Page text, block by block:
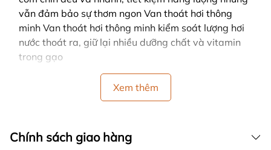
vẫn đảm bảo sự thơm ngon Van thoát hơi thông
minh Van thoát hơi thông minh kiểm soát lượng hơi
nước thoát ra, giữ lại nhiều dưỡng chất và vitamin
trong gạo
Xem thêm
Chính sách giao hàng